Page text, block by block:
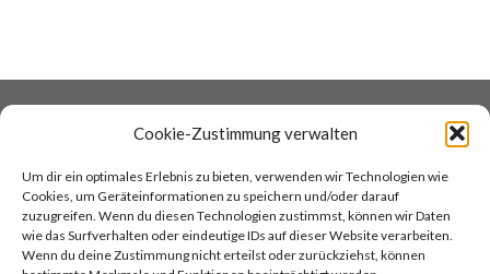
Cookie-Zustimmung verwalten
Um dir ein optimales Erlebnis zu bieten, verwenden wir Technologien wie
Cookies, um Geräteinformationen zu speichern und/oder darauf
zuzugreifen. Wenn du diesen Technologien zustimmst, können wir Daten
wie das Surfverhalten oder eindeutige IDs auf dieser Website verarbeiten.
Wenn du deine Zustimmung nicht erteilst oder zurückziehst, können
DATENSCHUTZ
COOKIES
KONTAKT
COCINA ARGENTINA
TANGOREISEN
TOP